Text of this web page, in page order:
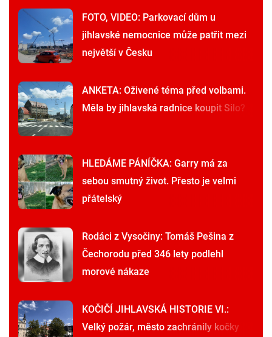
FOTO, VIDEO: Parkovací dům u
jihlavské nemocnice může patřit mezi
největší v Česku
ANKETA: Oživené téma před volbami.
Měla by jihlavská radnice koupit Silo?
HLEDÁME PÁNÍČKA: Garry má za
sebou smutný život. Přesto je velmi
přátelský
Rodáci z Vysočiny: Tomáš Pešina z
Čechorodu před 346 lety podlehl
morové nákaze
KOČIČÍ JIHLAVSKÁ HISTORIE VI.:
Velký požár, město zachránily kočky